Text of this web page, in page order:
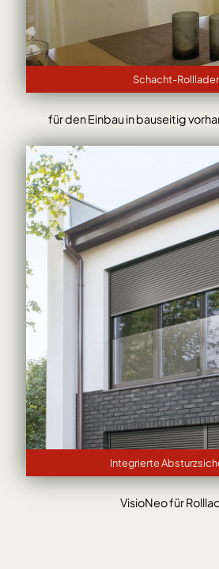
Schacht-
für den Einbau in bauseitig
Integrierte
VisioNeo für